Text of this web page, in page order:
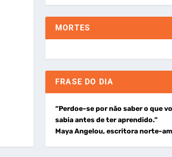
MORTES
FRASE DO DIA
“Perdoe-se por não saber o que
sabia antes de ter aprendido.”
Maya Angelou, escritora norte-